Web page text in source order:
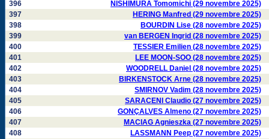
396
NISHIMURA Tomomichi (29 novembre 2025)
397
HERING Manfred (29 novembre 2025)
398
BOURDIN Lise (28 novembre 2025)
399
van BERGEN Ingrid (28 novembre 2025)
400
TESSIER Emilien (28 novembre 2025)
401
LEE MOON-SOO (28 novembre 2025)
402
WOODRELL Daniel (28 novembre 2025)
403
BIRKENSTOCK Arne (28 novembre 2025)
404
SMIRNOV Vadim (28 novembre 2025)
405
SARACENI Claudio (27 novembre 2025)
406
GONÇALVES Almeno (27 novembre 2025)
407
MACIAG Agnieszka (27 novembre 2025)
408
LASSMANN Peep (27 novembre 2025)